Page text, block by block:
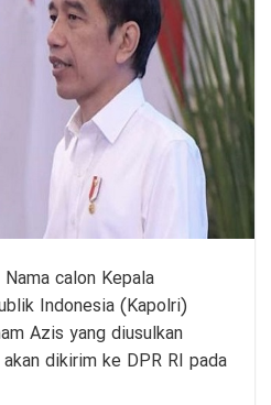
calon Kepala
Indonesia (Kapolri)
Azis yang diusulkan
dikirim ke DPR RI pada